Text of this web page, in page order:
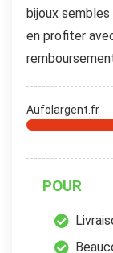
bijoux
en profiter
Aufolargent.fr
POUR